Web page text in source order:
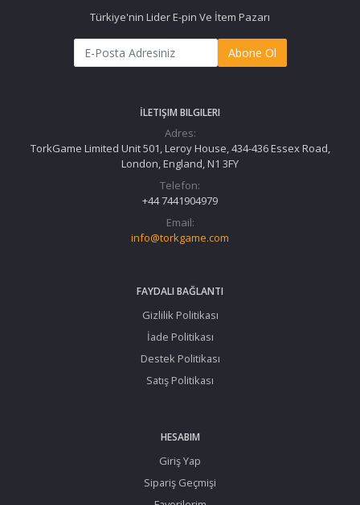
Türkiye'nin Lider E-pin Ve İtem Pazarı
Abone Ol
İLETIŞIM BILGILERI
Adres:
TorkGame Limited Unit 501, Leroy House, 434-436 Essex Road,
London, England, N1 3FY
Telefon:
+44 7441904979
Email:
info@torkgame.com
FAYDALI BAĞLANTI
Gizlilik Politikası
İade Politikası
Destek Politikası
Satış Politikası
HESABIM
Giriş Yap
Sipariş Geçmişi